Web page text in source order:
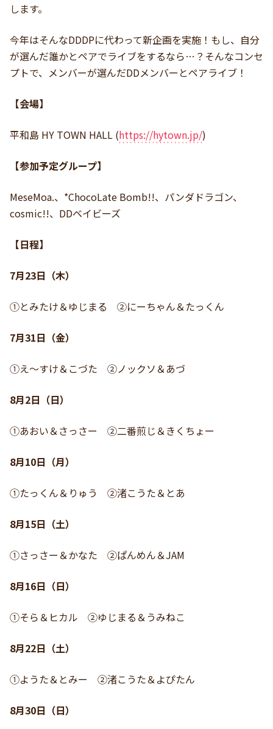
します。
今年はそんなDDDPに代わって新企画を実施！もし、自分
が選んだ誰かとペアでライブをするなら…？そんなコンセ
プトで、メンバーが選んだDDメンバーとペアライブ！
【会場】
平和島 HY TOWN HALL (https://hytown.jp/)
【参加予定グループ】
MeseMoa.、*ChocoLate Bomb!!、パンダドラゴン、
cosmic!!、DDベイビーズ
【日程】
7月23日（木）
①とみたけ＆ゆじまる ②にーちゃん＆たっくん
7月31日（金）
①え～すけ＆こづた ②ノックソ＆あづ
8月2日（日）
①あおい＆さっさー ②二番煎じ＆きくちょー
8月10日（月）
①たっくん＆りゅう ②渚こうた＆とあ
8月15日（土）
①さっさー＆かなた ②ぱんめん＆JAM
8月16日（日）
①そら＆ヒカル ②ゆじまる＆うみねこ
8月22日（土）
①ようた＆とみー ②渚こうた＆よぴたん
8月30日（日）